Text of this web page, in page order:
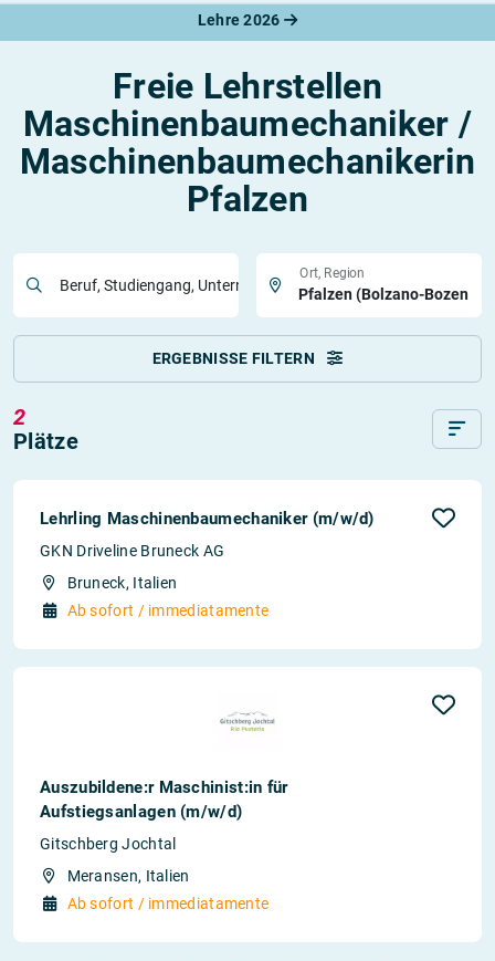
Lehre 2026
Freie Lehrstellen
Maschinenbaumechaniker /
Maschinenbaumechanikerin
Pfalzen
Beruf, Studiengang, Unternehmen
Ort, Region
ERGEBNISSE FILTERN
2
Plätze
Lehrling Maschinenbaumechaniker (m/w/d)
GKN Driveline Bruneck AG
Bruneck, Italien
Ab sofort / immediatamente
Auszubildene:r Maschinist:in für
Aufstiegsanlagen (m/w/d)
Gitschberg Jochtal
Meransen, Italien
Ab sofort / immediatamente